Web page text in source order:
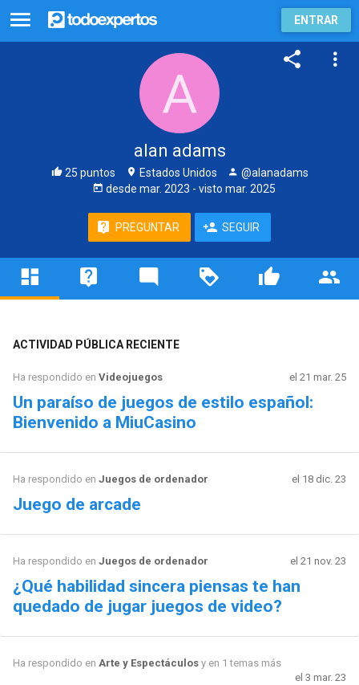
ENTRAR
alan adams
25 puntos Estados Unidos
@alanadams
desde mar. 2023 - visto mar. 2025
PREGUNTAR SEGUIR
ACTIVIDAD PÚBLICA RECIENTE
Ha respondido en Videojuegos el 21 mar. 25
Un paraíso de juegos de estilo español:
Bienvenido a MiuCasino
Ha respondido en Juegos de ordenador el 18 dic. 23
Juego de arcade
Ha respondido en Juegos de ordenador el 21 nov. 23
¿Qué habilidad sincera piensas te han
quedado de jugar juegos de video?
Ha respondido en Arte y Espectáculosy en 1 temas más
el 3 mar. 23